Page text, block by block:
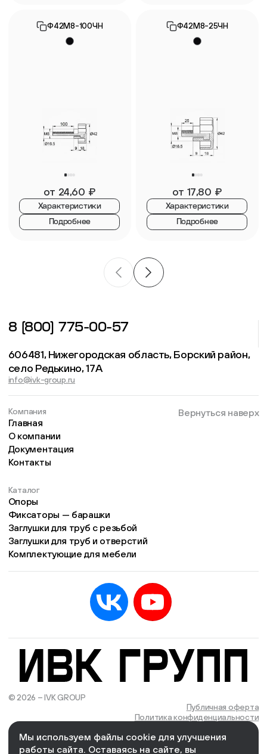
Ф42М8-100ЧН
от 24,60 ₽
Характеристики
Подробнее
Ф42М8-25ЧН
от 17,80 ₽
Характеристики
Подробнее
8 (800) 775-00-57
606481, Нижегородская область, Борский район,
село Редькино, 17А
info@ivk-group.ru
Компания
Главная
О компании
Документация
Контакты
Каталог
Опоры
Фиксаторы — барашки
Заглушки для труб с резьбой
Заглушки для труб и отверстий
Комплектующие для мебели
Вернуться наверх
© 2026 – IVK GROUP
Публичная оферта
Политика конфиденциальности
Cоздано и поддерживается в компании We Wizards
Мы используем файлы cookie для улучшения
работы сайта. Оставаясь на сайте, вы
Есть учётная запись? Войти